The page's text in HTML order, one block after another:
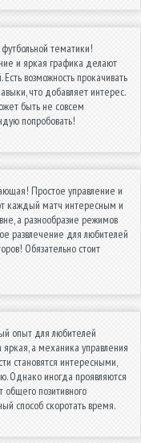
тематики!
и яркая графика делают
возможность прокачивать
что добавляет интерес.
быть не совсем
попробовать!
Простое управление и
каждый матч интересным и
а разнообразие режимов
развлечение для любителей
Обязательно стоит
опыт для любителей
а механика управления
становятся интересными,
Однако иногда проявляются
общего позитивного
способ скоротать время.